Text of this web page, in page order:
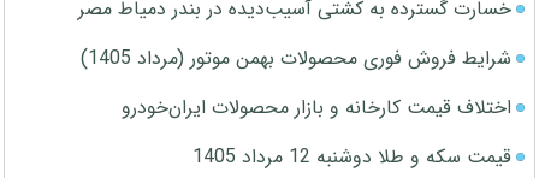
خسارت گسترده به کشتی آسیب‌دیده در بندر دمیاط مصر
شرایط فروش فوری محصولات بهمن موتور (مرداد 1405)
اختلاف قیمت کارخانه و بازار محصولات ایران‌خودرو
قیمت سکه و طلا دوشنبه 12 مرداد 1405